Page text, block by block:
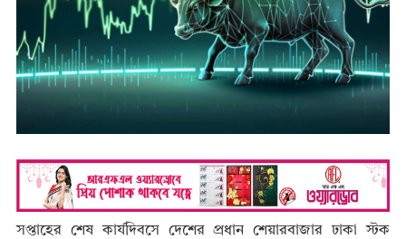
সপ্তাহের শেষ কার্যদিবসে দেশের প্রধান শেয়ারবাজার ঢাকা স্টক